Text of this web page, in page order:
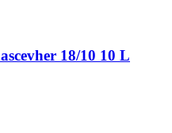
18/10 10 L